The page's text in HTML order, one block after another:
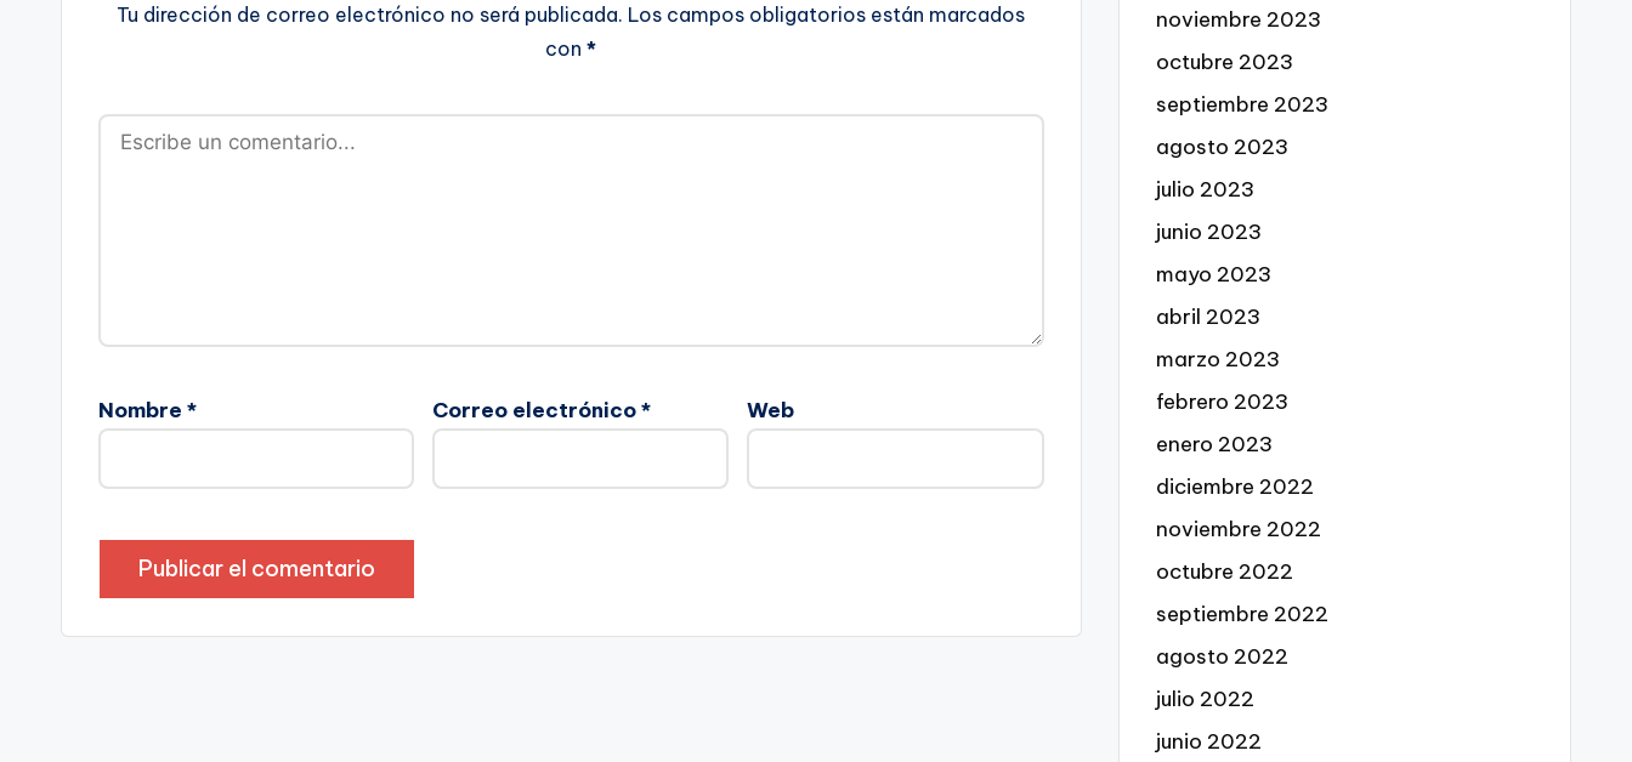
Tu dirección de correo electrónico no será publicada. Los campos obligatorios están marcados
con*
Nombre * Correo electrónico* Web
noviembre 2023
octubre 2023
septiembre 2023
agosto 2023
julio 2023
junio 2023
mayo 2023
abril 2023
marzo 2023
febrero 2023
enero 2023
diciembre 2022
noviembre 2022
octubre 2022
septiembre 2022
agosto 2022
julio 2022
junio 2022